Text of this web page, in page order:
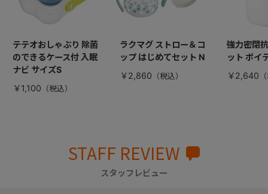
テテオおしゃぶり 除菌
のできるケース付 入眠
ナビ サイズS
￥1,100
ラクマグ ストロー＆コ
ップ はじめてセット N
￥2,860
強力密閉
ット ポイ
￥2,640
STAFF REVIEW
スタッフレビュー